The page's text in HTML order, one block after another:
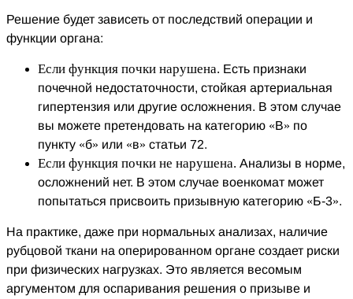
Решение будет зависеть от последствий операции и
функции органа:
Если функция почки нарушена. Есть признаки
почечной недостаточности, стойкая артериальная
гипертензия или другие осложнения. В этом случае
вы можете претендовать на категорию «В» по
пункту «б» или «в» статьи 72.
Если функция почки не нарушена. Анализы в норме,
осложнений нет. В этом случае военкомат может
попытаться присвоить призывную категорию «Б-3».
На практике, даже при нормальных анализах, наличие
рубцовой ткани на оперированном органе создает риски
при физических нагрузках. Это является весомым
аргументом для оспаривания решения о призыве и